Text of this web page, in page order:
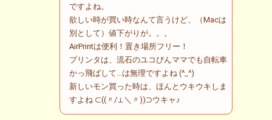
ですよね。
欲しい時が買い時なんて言うけど、（Macは
別として）値下がりが。。。
AirPrintは便利！置き場所フリー！
プリンタは、流石のユコびんママでも自転車
かっ飛ばして…は無理ですよね (^_^)
新しいモン買った時は、ほんとウキウキしま
すよね ⊂((〃/⊥＼〃))⊃ウキャ♪